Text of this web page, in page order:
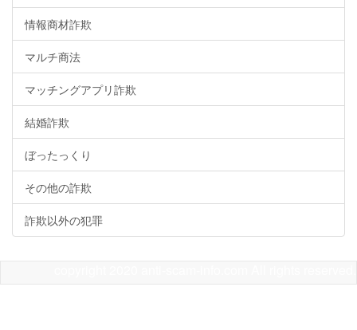
情報商材詐欺
マルチ商法
マッチングアプリ詐欺
結婚詐欺
ぼったっくり
その他の詐欺
詐欺以外の犯罪